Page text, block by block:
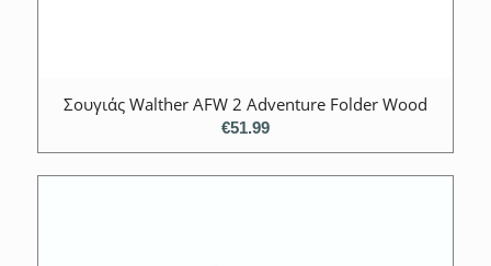
Σουγιάς Walther AFW 2 Adventure Folder Wood
€51.99